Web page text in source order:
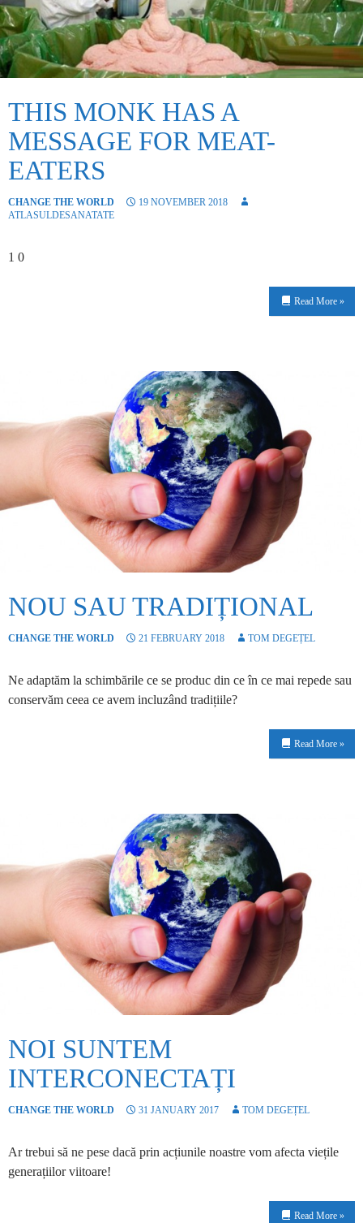
THIS MONK HAS A
MESSAGE FOR MEAT-
EATERS
CHANGE THE WORLD
19 NOVEMBER 2018
ATLASULDESANATATE
1 0
Read More »
NOU SAU TRADIȚIONAL
CHANGE THE WORLD 21 FEBRUARY 2018 TOM DEGEȚEL
Ne adaptăm la schimbările ce se produc din ce în ce mai repede sau
conservăm ceea ce avem incluzând tradițiile?
Read More »
NOI SUNTEM
INTERCONECTAȚI
CHANGE THE WORLD 31 JANUARY 2017 TOM DEGEȚEL
Ar trebui să ne pese dacă prin acțiunile noastre vom afecta viețile
generațiilor viitoare!
Read More »